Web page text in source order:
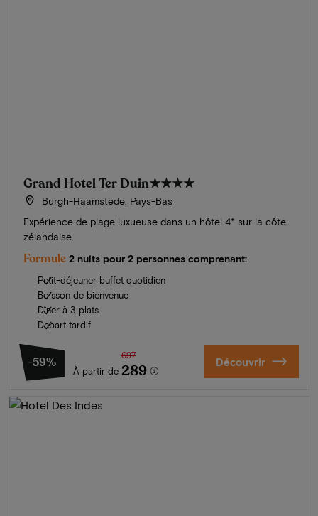
Grand Hotel Ter Duin★★★★
Burgh-Haamstede, Pays-Bas
Expérience de plage luxueuse dans un hôtel 4* sur la côte
zélandaise
Formule 2 nuits pour 2 personnes comprenant:
Petit-déjeuner buffet quotidien
Boisson de bienvenue
Dîner à 3 plats
Depart tardif
-59%
À partir de
697
289 Découvrir